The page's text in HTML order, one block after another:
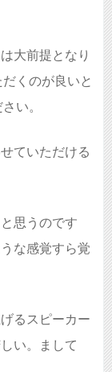
大前提となり
くのが良いと
い。
ていただける
思うのです
な感覚すら覚
るスピーカー
い。まして